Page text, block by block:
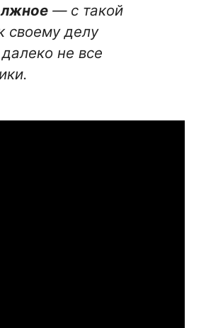
— с такой
своему делу
далеко не все